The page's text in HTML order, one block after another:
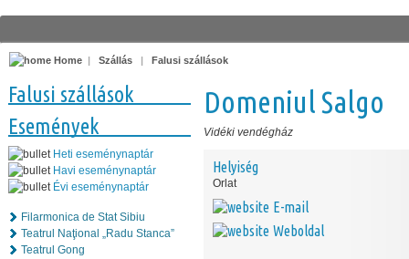
Home | Szállás | Falusi szállások
Falusi szállások
Események
Heti eseménynaptár
Havi eseménynaptár
Évi eseménynaptár
Filarmonica de Stat Sibiu
Teatrul Naţional „Radu Stanca”
Teatrul Gong
Domeniul Salgo
Vidéki vendégház
Helyiség
Orlat
E-mail
Weboldal